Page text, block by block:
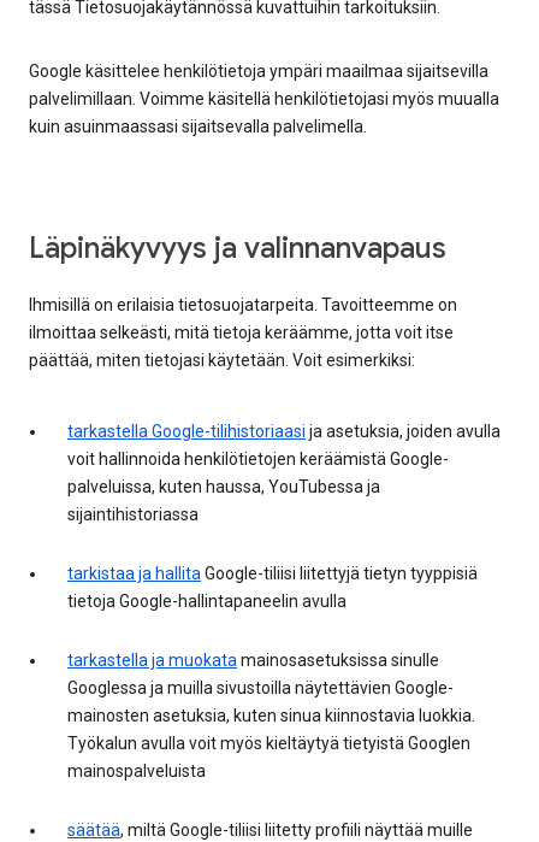
tässä Tietosuojakäytännössä kuvattuihin tarkoituksiin.
Google käsittelee henkilötietoja ympäri maailmaa sijaitsevilla
palvelimillaan. Voimme käsitellä henkilötietojasi myös muualla
kuin asuinmaassasi sijaitsevalla palvelimella.
Läpinäkyvyys ja valinnanvapaus
Ihmisillä on erilaisia tietosuojatarpeita. Tavoitteemme on
ilmoittaa selkeästi, mitä tietoja keräämme, jotta voit itse
päättää, miten tietojasi käytetään. Voit esimerkiksi:
tarkastella Google-tilihistoriaasi ja asetuksia, joiden avulla
voit hallinnoida henkilötietojen keräämistä Google-
palveluissa, kuten haussa, YouTubessa ja
sijaintihistoriassa
tarkistaa ja hallitaGoogle-tiliisi liitettyjä tietyn tyyppisiä
tietoja Google-hallintapaneelin avulla
tarkastella ja muokatamainosasetuksissa sinulle
Googlessa ja muilla sivustoilla näytettävien Google-
mainosten asetuksia, kuten sinua kiinnostavia luokkia.
Työkalun avulla voit myös kieltäytyä tietyistä Googlen
mainospalveluista
säätää, miltä Google-tiliisi liitetty profiili näyttää muille